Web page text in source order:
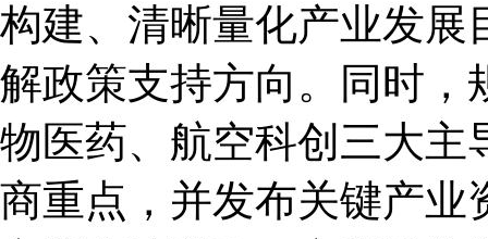
构建、清晰量化产业发展
解政策支持方向。同时，
物医药、航空科创三大主
商重点，并发布关键产业